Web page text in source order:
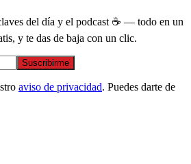
del día y el podcast ☕ — todo en un
y te das de baja con un clic.
Suscribirme
aviso de privacidad. Puedes darte de